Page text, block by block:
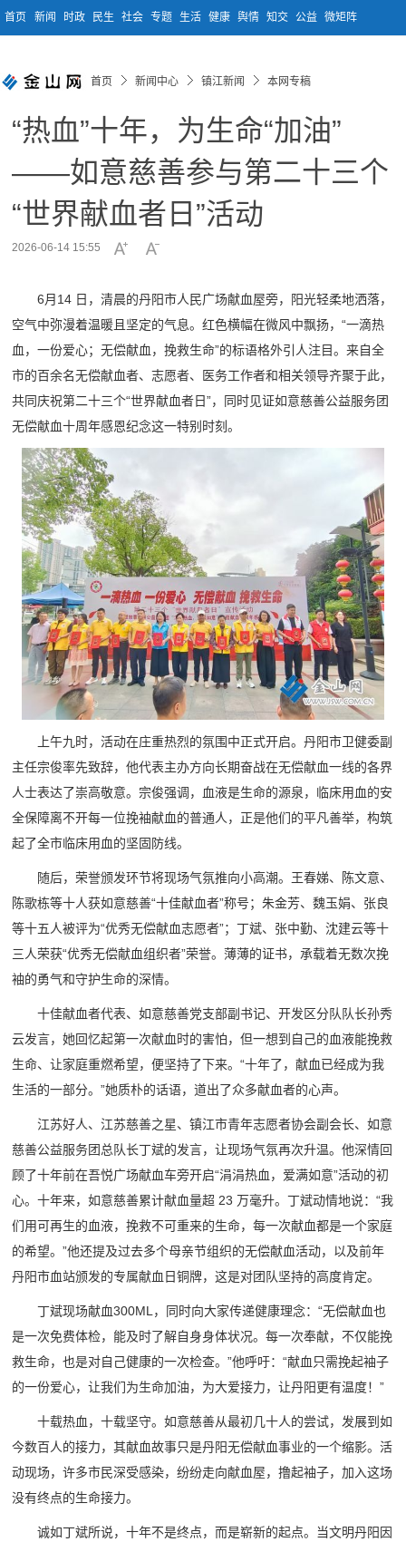
首页 新闻 时政 民生 社会 专题 生活 健康 舆情 知交 公益 微矩阵
首页 新闻中心 镇江新闻 本网专稿
“热血”十年，为生命“加油”
——如意慈善参与第二十三个
“世界献血者日”活动
2026-06-14 15:55
6月14 日，清晨的丹阳市人民广场献血屋旁，阳光轻柔地洒落，
空气中弥漫着温暖且坚定的气息。红色横幅在微风中飘扬，“一滴热
血，一份爱心；无偿献血，挽救生命”的标语格外引人注目。来自全
市的百余名无偿献血者、志愿者、医务工作者和相关领导齐聚于此，
共同庆祝第二十三个“世界献血者日”，同时见证如意慈善公益服务团
无偿献血十周年感恩纪念这一特别时刻。
上午九时，活动在庄重热烈的氛围中正式开启。丹阳市卫健委副
主任宗俊率先致辞，他代表主办方向长期奋战在无偿献血一线的各界
人士表达了崇高敬意。宗俊强调，血液是生命的源泉，临床用血的安
全保障离不开每一位挽袖献血的普通人，正是他们的平凡善举，构筑
起了全市临床用血的坚固防线。
随后，荣誉颁发环节将现场气氛推向小高潮。王春娣、陈文意、
陈歌栋等十人获如意慈善“十佳献血者”称号；朱金芳、魏玉娟、张良
等十五人被评为“优秀无偿献血志愿者”；丁斌、张中勤、沈建云等十
三人荣获“优秀无偿献血组织者”荣誉。薄薄的证书，承载着无数次挽
袖的勇气和守护生命的深情。
十佳献血者代表、如意慈善党支部副书记、开发区分队队长孙秀
云发言，她回忆起第一次献血时的害怕，但一想到自己的血液能挽救
生命、让家庭重燃希望，便坚持了下来。“十年了，献血已经成为我
生活的一部分。”她质朴的话语，道出了众多献血者的心声。
江苏好人、江苏慈善之星、镇江市青年志愿者协会副会长、如意
慈善公益服务团总队长丁斌的发言，让现场气氛再次升温。他深情回
顾了十年前在吾悦广场献血车旁开启“涓涓热血，爱满如意”活动的初
心。十年来，如意慈善累计献血量超 23 万毫升。丁斌动情地说：“我
们用可再生的血液，挽救不可重来的生命，每一次献血都是一个家庭
的希望。”他还提及过去多个母亲节组织的无偿献血活动，以及前年
丹阳市血站颁发的专属献血日铜牌，这是对团队坚持的高度肯定。
丁斌现场献血300ML，同时向大家传递健康理念：“无偿献血也
是一次免费体检，能及时了解自身身体状况。每一次奉献，不仅能挽
救生命，也是对自己健康的一次检查。”他呼吁：“献血只需挽起袖子
的一份爱心，让我们为生命加油，为大爱接力，让丹阳更有温度！”
十载热血，十载坚守。如意慈善从最初几十人的尝试，发展到如
今数百人的接力，其献血故事只是丹阳无偿献血事业的一个缩影。活
动现场，许多市民深受感染，纷纷走向献血屋，撸起袖子，加入这场
没有终点的生命接力。
诚如丁斌所说，十年不是终点，而是崭新的起点。当文明丹阳因